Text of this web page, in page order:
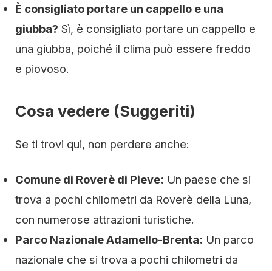
È consigliato portare un cappello e una
giubba? Sì, è consigliato portare un cappello e
una giubba, poiché il clima può essere freddo
e piovoso.
Cosa vedere (Suggeriti)
Se ti trovi qui, non perdere anche:
Comune di Roverè di Pieve: Un paese che si
trova a pochi chilometri da Roverè della Luna,
con numerose attrazioni turistiche.
Parco Nazionale Adamello-Brenta: Un parco
nazionale che si trova a pochi chilometri da